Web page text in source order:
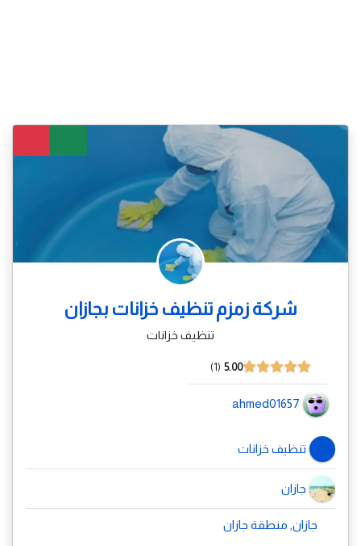
شركة زمزم تنظيف خزانات بجازان
تنظيف خزانات
5.00
1
ahmed01657
تنظيف خزانات
جازان
جازان, منطقة جازان